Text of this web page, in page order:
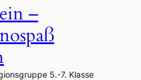
–
5.-7. Klasse